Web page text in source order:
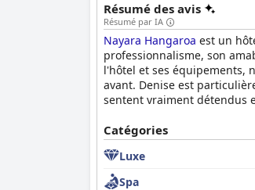
Résumé des avis
Résumé par IA
Nayara Hangaroa est un
professionnalisme, son
l'hôtel et ses équipements,
avant. Denise est
sentent vraiment détendus
Catégories
Luxe
Spa